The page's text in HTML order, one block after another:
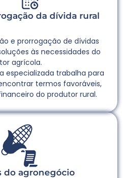
da dívida rural
e prorrogação de dívidas
às necessidades do
agrícola.
especializada trabalha para
termos favoráveis,
do produtor rural.
do agronegócio